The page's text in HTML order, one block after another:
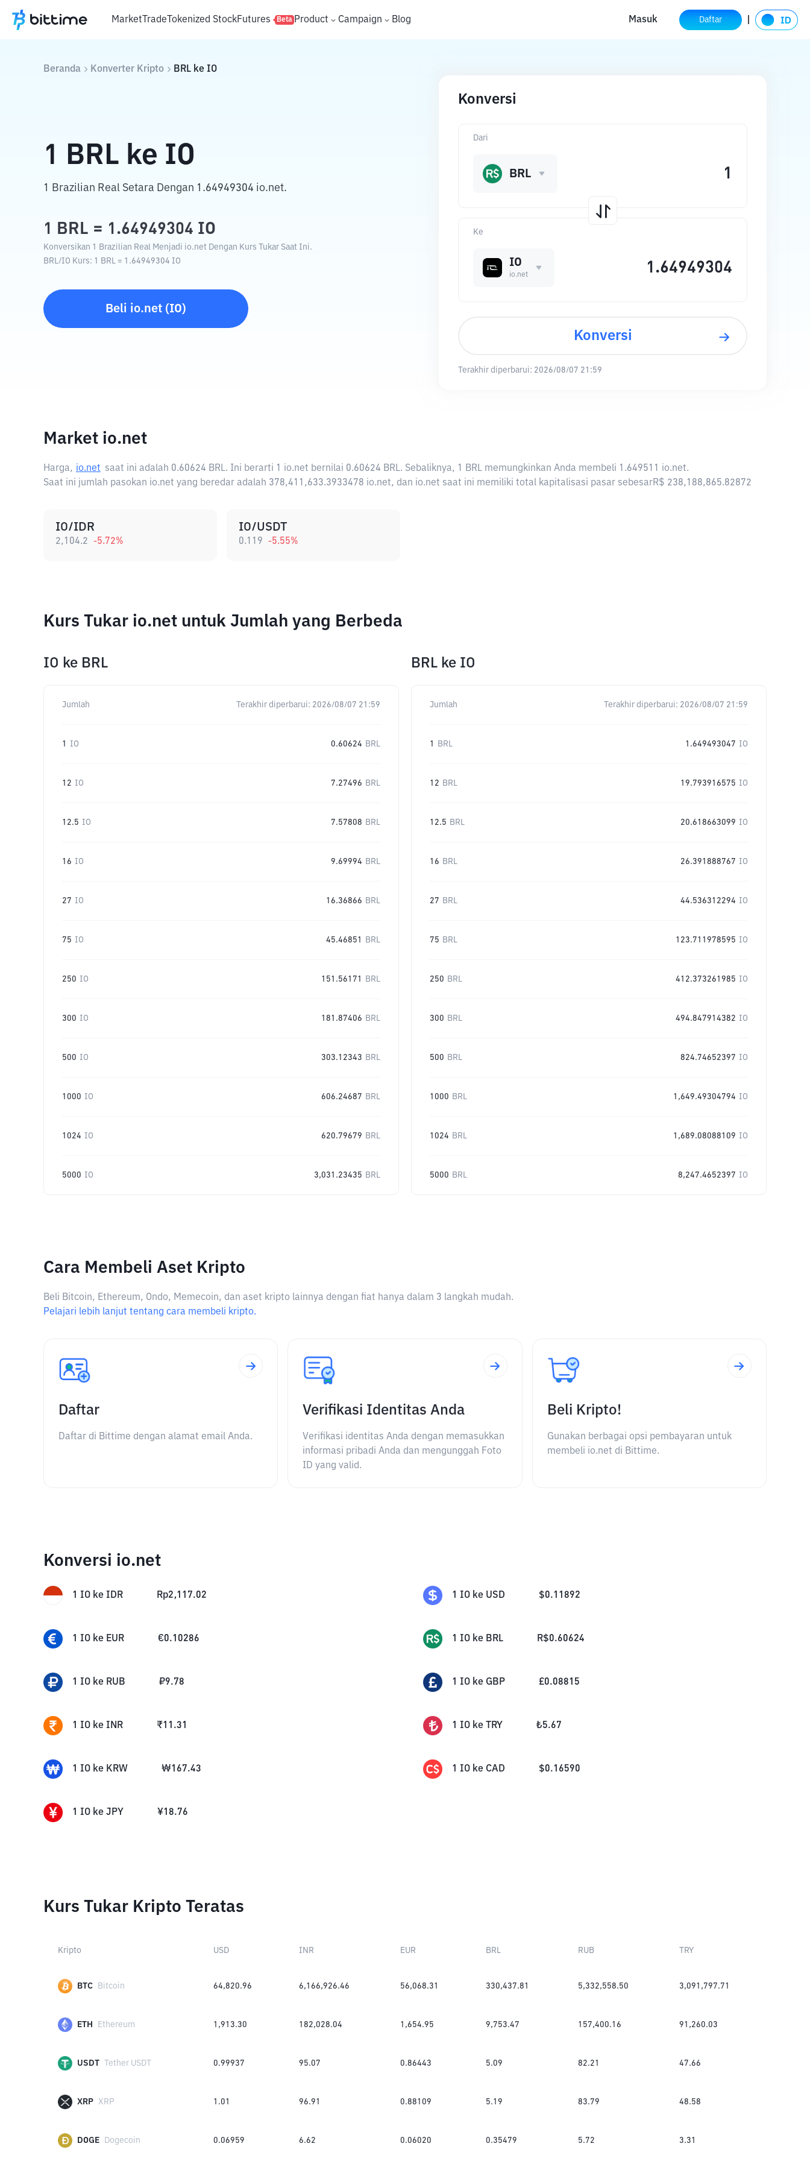
MarketTradeTokenized StockFutures Beta Product Campaign Blog Masuk Daftar
Beranda Konverter Kripto BRL ke IO
1 BRL ke IO
1 Brazilian Real Setara Dengan 1.64949304 io.net.
1 BRL = 1.64949304 IO
Konversikan 1 Brazilian Real Menjadi io.net Dengan Kurs Tukar Saat Ini.
BRL/IO Kurs: 1 BRL = 1.64949304 IO
Beli io.net (IO)
Konversi
Ke
IO
io.net
Dari
BRL
Konversi
Terakhir diperbarui: 2026/08/07 21:59
Market io.net
Harga, io.net saat ini adalah 0.60624 BRL. Ini berarti 1 io.net bernilai 0.60624 BRL. Sebaliknya, 1 BRL memungkinkan Anda membeli 1.649511 io.net.
Saat ini jumlah pasokan io.net yang beredar adalah 378,411,633.3933478 io.net, dan io.net saat ini memiliki total kapitalisasi pasar sebesarR$ 238,188,865.82872
IO/IDR
2,104.2 -5.72%
IO/USDT
0.119 -5.55%
Kurs Tukar io.net untuk Jumlah yang Berbeda
IO ke BRL
Jumlah Terakhir diperbarui: 2026/08/07 21:59
1 IO 0.60624 BRL
12 IO 7.27496 BRL
12.5 IO 7.57808 BRL
16 IO 9.69994 BRL
27 IO 16.36866 BRL
75 IO 45.46851 BRL
250 IO 151.56171 BRL
300 IO 181.87406 BRL
500 IO 303.12343 BRL
1000 IO 606.24687 BRL
1024 IO 620.79679 BRL
5000 IO 3,031.23435 BRL
BRL ke IO
Jumlah Terakhir diperbarui: 2026/08/07 21:59
1 BRL 1.649493047 IO
12 BRL 19.793916575 IO
12.5 BRL 20.618663099 IO
16 BRL 26.391888767 IO
27 BRL 44.536312294 IO
75 BRL 123.711978595 IO
250 BRL 412.373261985 IO
300 BRL 494.847914382 IO
500 BRL 824.74652397 IO
1000 BRL 1,649.49304794 IO
1024 BRL 1,689.08088109 IO
5000 BRL 8,247.4652397 IO
Cara Membeli Aset Kripto
Beli Bitcoin, Ethereum, Ondo, Memecoin, dan aset kripto lainnya dengan fiat hanya dalam 3 langkah mudah.
Pelajari lebih lanjut tentang cara membeli kripto.
Daftar
Daftar di Bittime dengan alamat email Anda.
Verifikasi Identitas Anda
Verifikasi identitas Anda dengan memasukkan
informasi pribadi Anda dan mengunggah Foto
ID yang valid.
Beli Kripto!
Gunakan berbagai opsi pembayaran untuk
membeli io.net di Bittime.
Konversi io.net
1 IO ke IDR Rp2,117.02 1 IO ke USD $0.11892
1 IO ke EUR €0.10286 1 IO ke BRL R$0.60624
1 IO ke RUB ₽9.78 1 IO ke GBP £0.08815
1 IO ke INR ₹11.31 1 IO ke TRY ₺5.67
1 IO ke KRW ₩167.43 1 IO ke CAD $0.16590
1 IO ke JPY ¥18.76
Kurs Tukar Kripto Teratas
Kripto USD INR EUR BRL RUB TRY
BTC Bitcoin 64,820.96 6,166,926.46 56,068.31 330,437.81 5,332,558.50 3,091,797.71
ETH Ethereum 1,913.30 182,028.04 1,654.95 9,753.47 157,400.16 91,260.03
USDT Tether USDT 0.99937 95.07 0.86443 5.09 82.21 47.66
XRP XRP 1.01 96.91 0.88109 5.19 83.79 48.58
DOGE Dogecoin 0.06959 6.62 0.06020 0.35479 5.72 3.31